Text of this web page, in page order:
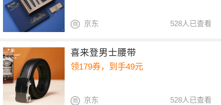
528人已查看
京东
喜来登男士腰带
领179券，到手49元
528人已查看
京东